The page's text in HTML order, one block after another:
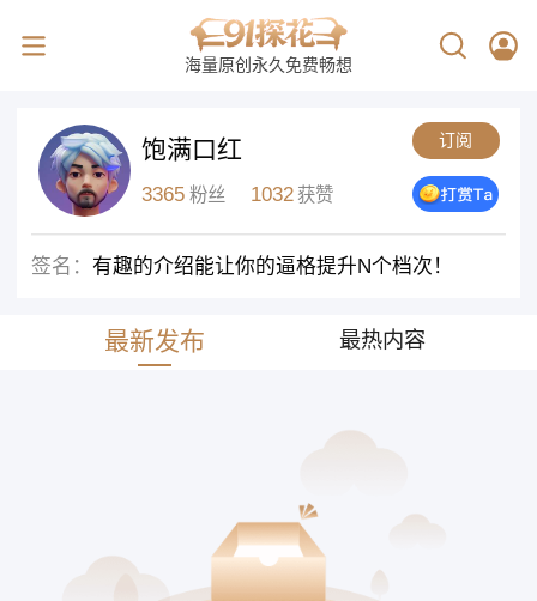
海量原创永久免费畅想
饱满口红 订阅
3365 粉丝 1032 获赞
签名： 有趣的介绍能让你的逼格提升N个档次！
最新发布 最热内容